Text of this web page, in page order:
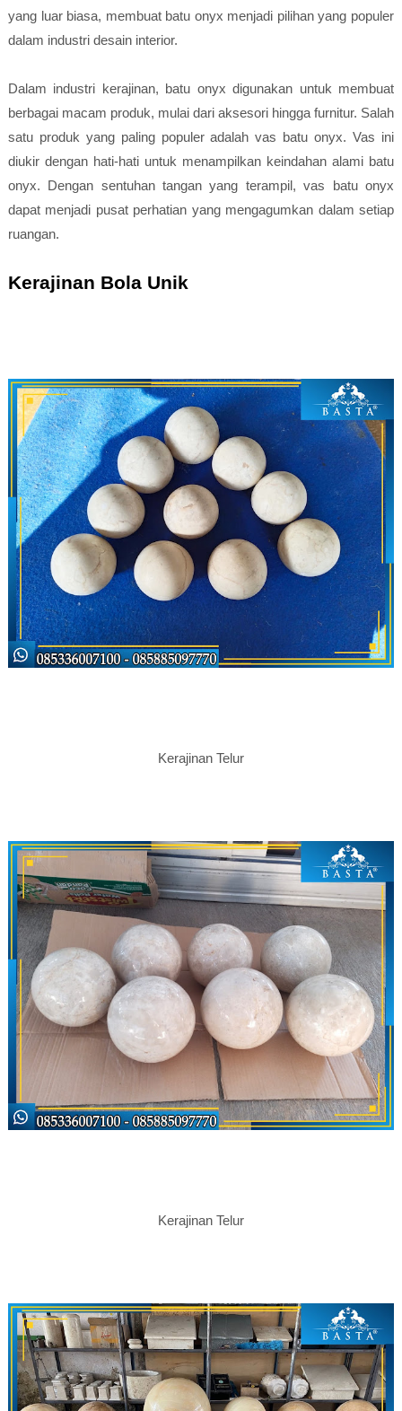
yang luar biasa, membuat batu onyx menjadi pilihan yang populer
dalam industri desain interior.
Dalam industri kerajinan, batu onyx digunakan untuk membuat
berbagai macam produk, mulai dari aksesori hingga furnitur. Salah
satu produk yang paling populer adalah vas batu onyx. Vas ini
diukir dengan hati-hati untuk menampilkan keindahan alami batu
onyx. Dengan sentuhan tangan yang terampil, vas batu onyx
dapat menjadi pusat perhatian yang mengagumkan dalam setiap
ruangan.
Kerajinan Bola Unik
Kerajinan Telur
Kerajinan Telur